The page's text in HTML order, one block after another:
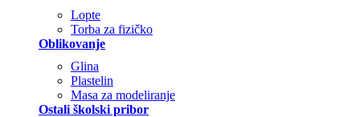
Lopte
Torba za fizičko
Oblikovanje
Glina
Plastelin
Masa za modeliranje
Ostali školski pribor